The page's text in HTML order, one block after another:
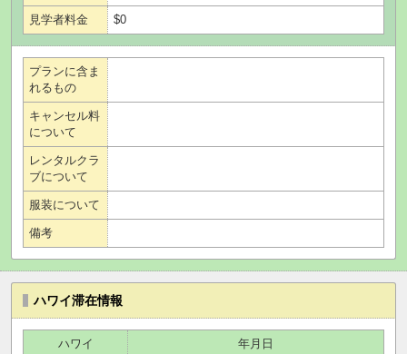
見学者料金 $0
プランに含ま
れるもの
キャンセル料
について
レンタルクラ
ブについて
服装について
備考
ハワイ滞在情報
ハワイ 年月日